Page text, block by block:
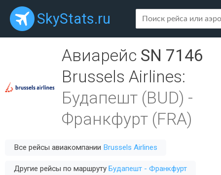
SkyStats.ru
Авиарейс SN 7146
Brussels Airlines:
Будапешт (BUD) -
Франкфурт (FRA)
Все рейсы авиакомпании Brussels Airlines
Другие рейсы по маршруту Будапешт - Франкфурт